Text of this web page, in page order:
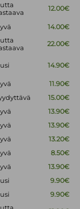
12.00€
14.00€
22.00€
14.90€
11.90€
15.00€
13.90€
13.90€
13.20€
8.50€
13.90€
9.90€
9.90€